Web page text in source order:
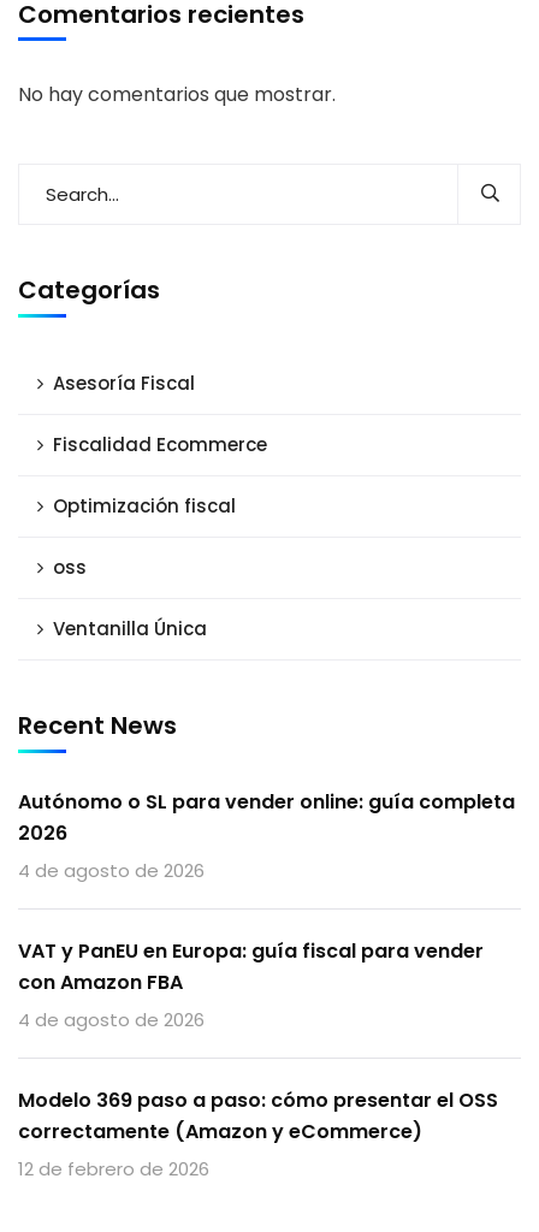
Comentarios recientes
No hay comentarios que mostrar.
Categorías
Asesoría Fiscal
Fiscalidad Ecommerce
Optimización fiscal
oss
Ventanilla Única
Recent News
Autónomo o SL para vender online: guía completa
2026
4 de agosto de 2026
VAT y PanEU en Europa: guía fiscal para vender
con Amazon FBA
4 de agosto de 2026
Modelo 369 paso a paso: cómo presentar el OSS
correctamente (Amazon y eCommerce)
12 de febrero de 2026